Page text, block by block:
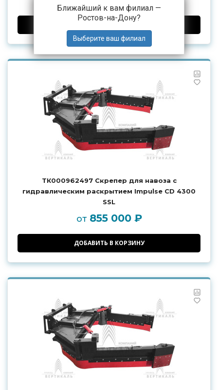
Ближайший к вам филиал —
Ростов-на-Дону?
ДОБАВИТЬ В КОРЗИНУ
ТК000962497 Скрепер для навоза с
гидравлическим раскрытием Impulse CD 4300
SSL
от 855 000 ₽
ДОБАВИТЬ В КОРЗИНУ